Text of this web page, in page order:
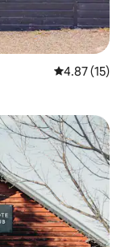
平均评分
4.87 (15)